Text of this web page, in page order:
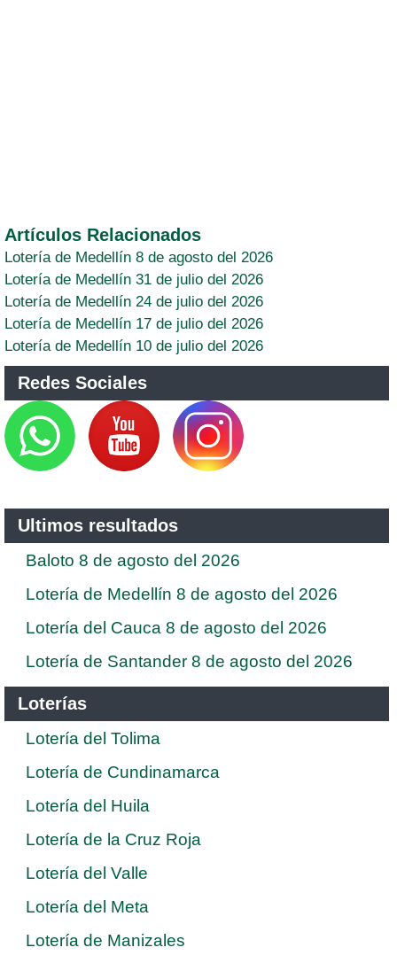
Artículos Relacionados
Lotería de Medellín 8 de agosto del 2026
Lotería de Medellín 31 de julio del 2026
Lotería de Medellín 24 de julio del 2026
Lotería de Medellín 17 de julio del 2026
Lotería de Medellín 10 de julio del 2026
Redes Sociales
Ultimos resultados
Baloto 8 de agosto del 2026
Lotería de Medellín 8 de agosto del 2026
Lotería del Cauca 8 de agosto del 2026
Lotería de Santander 8 de agosto del 2026
Loterías
Lotería del Tolima
Lotería de Cundinamarca
Lotería del Huila
Lotería de la Cruz Roja
Lotería del Valle
Lotería del Meta
Lotería de Manizales